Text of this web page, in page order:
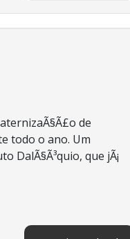
de
todo o ano. Um
DalÃ§Ã³quio, que jÃ¡